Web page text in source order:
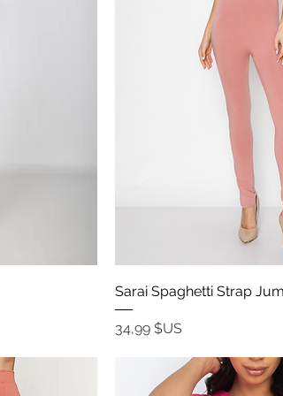
Aperçu
Sarai Spaghetti Strap
Prix
34,99 $US